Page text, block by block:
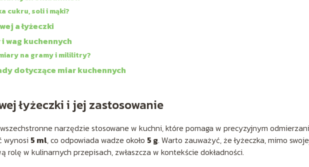
cukru, soli i mąki?
a łyżeczki
wag kuchennych
na gramy i mililitry?
dotyczące miar kuchennych
łyżeczki i jej zastosowanie
narzędzie stosowane w kuchni, które pomaga w precyzyjnym
wynosi 5 ml, co odpowiada wadze około 5 g. Warto zauważyć, że łyżeczka, mimo
rolę w kulinarnych przepisach, zwłaszcza w kontekście dokładności.